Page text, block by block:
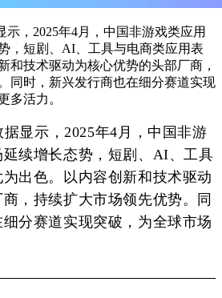
示，2025年4月，中国非游戏类应用
，短剧、AI、工具与电商类应用表
和技术驱动为核心优势的头部厂商，
同时，新兴发行商也在细分赛道实现
多活力。
据显示，2025年4月，中国非游
续增长态势，短剧、 AI、 工具
出色。以内容创新和技术驱动
，持续扩大市场领先优势。同
分赛道实现突破，为全球市场